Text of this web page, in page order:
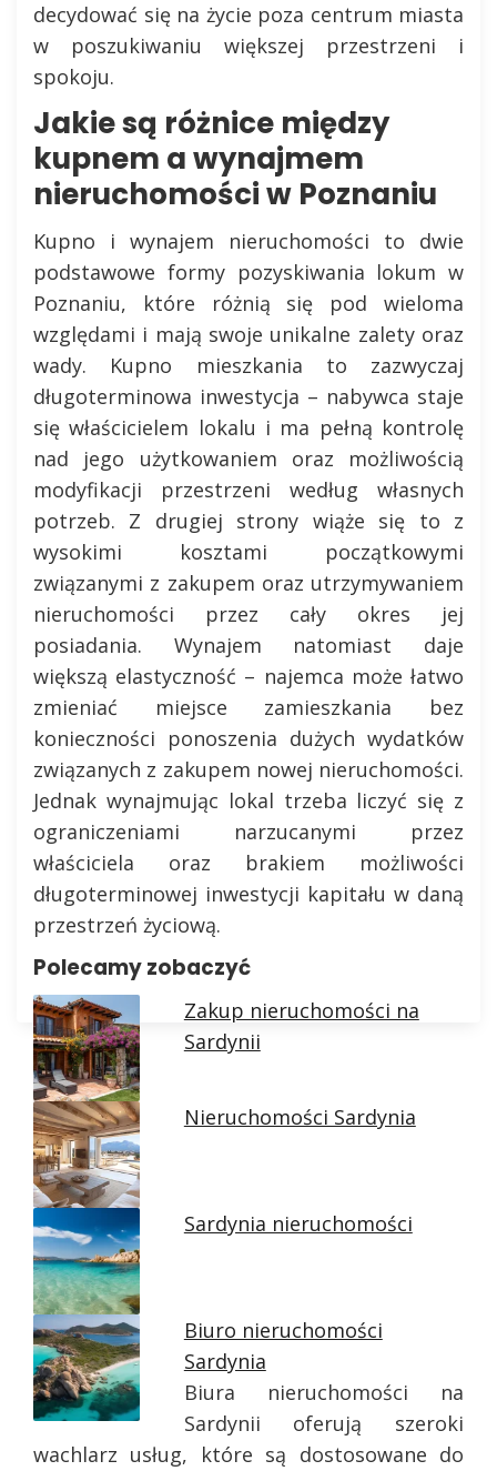
decydować się na życie poza centrum miasta
w poszukiwaniu większej przestrzeni i
spokoju.
Jakie są różnice między
kupnem a wynajmem
nieruchomości w Poznaniu
Kupno i wynajem nieruchomości to dwie
podstawowe formy pozyskiwania lokum w
Poznaniu, które różnią się pod wieloma
względami i mają swoje unikalne zalety oraz
wady. Kupno mieszkania to zazwyczaj
długoterminowa inwestycja – nabywca staje
się właścicielem lokalu i ma pełną kontrolę
nad jego użytkowaniem oraz możliwością
modyfikacji przestrzeni według własnych
potrzeb. Z drugiej strony wiąże się to z
wysokimi kosztami początkowymi
związanymi z zakupem oraz utrzymywaniem
nieruchomości przez cały okres jej
posiadania. Wynajem natomiast daje
większą elastyczność – najemca może łatwo
zmieniać miejsce zamieszkania bez
konieczności ponoszenia dużych wydatków
związanych z zakupem nowej nieruchomości.
Jednak wynajmując lokal trzeba liczyć się z
ograniczeniami narzucanymi przez
właściciela oraz brakiem możliwości
długoterminowej inwestycji kapitału w daną
przestrzeń życiową.
Polecamy zobaczyć
Zakup nieruchomości na
Sardynii
Nieruchomości Sardynia
Sardynia nieruchomości
Biuro nieruchomości
Sardynia
Biura nieruchomości na
Sardynii oferują szeroki
wachlarz usług, które są dostosowane do